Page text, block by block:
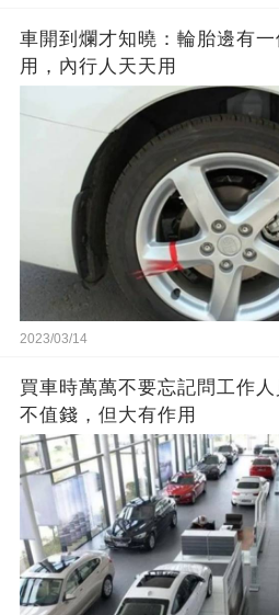
車開到爛才知曉：輪胎邊有
用，內行人天天用
2023/03/14
買車時萬萬不要忘記問工作
不值錢，但大有作用